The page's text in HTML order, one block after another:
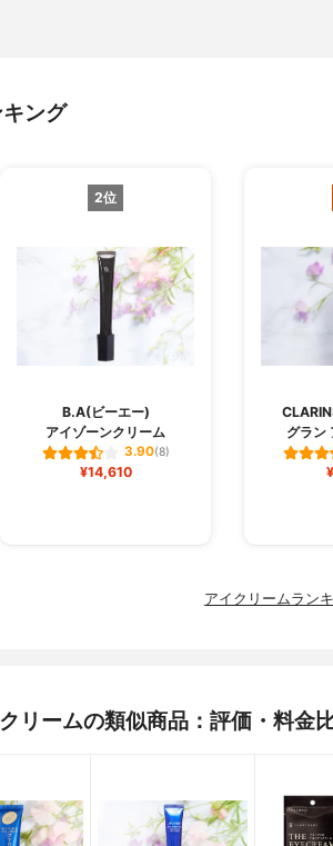
ング
2位
B.A(ビーエー)
アイゾーンクリーム
3.90(8)
¥14,610
グラン
アイクリームラン
リームの類似商品：評価・料金